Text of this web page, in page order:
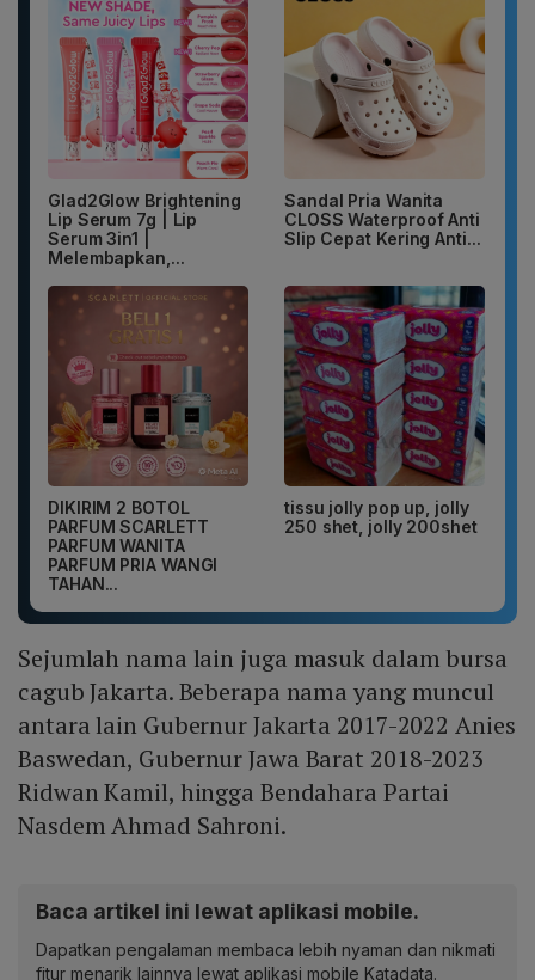
Glad2Glow Brightening
Lip Serum 7g | Lip
Serum 3in1 |
Melembapkan,...
Sandal Pria Wanita
CLOSS Waterproof Anti
Slip Cepat Kering Anti...
DIKIRIM 2 BOTOL
PARFUM SCARLETT
PARFUM WANITA
PARFUM PRIA WANGI
TAHAN...
tissu jolly pop up, jolly
250 shet, jolly 200shet
Sejumlah nama lain juga masuk dalam bursa
cagub Jakarta. Beberapa nama yang muncul
antara lain Gubernur Jakarta 2017-2022 Anies
Baswedan, Gubernur Jawa Barat 2018-2023
Ridwan Kamil, hingga Bendahara Partai
Nasdem Ahmad Sahroni.
Baca artikel ini lewat aplikasi mobile.
Dapatkan pengalaman membaca lebih nyaman dan nikmati
fitur menarik lainnya lewat aplikasi mobile Katadata.